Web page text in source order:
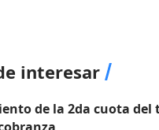
interesar
de la 2da cuota